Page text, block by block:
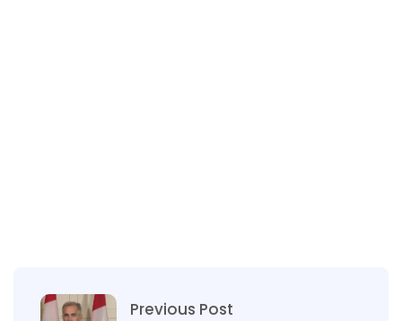
Previous Post